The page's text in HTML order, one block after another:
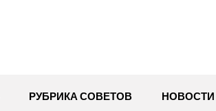
РУБРИКА СОВЕТОВ НОВОСТИ